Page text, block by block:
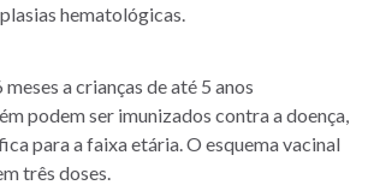
hematológicas.
a crianças de até 5 anos
podem ser imunizados contra a doença,
para a faixa etária. O esquema vacinal
três doses.